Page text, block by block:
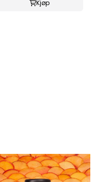
Kjøp